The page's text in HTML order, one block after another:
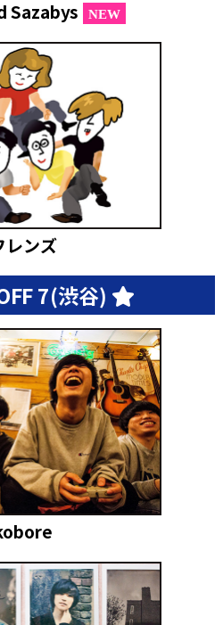
Sazabys NEW
レンズ
7(渋谷)